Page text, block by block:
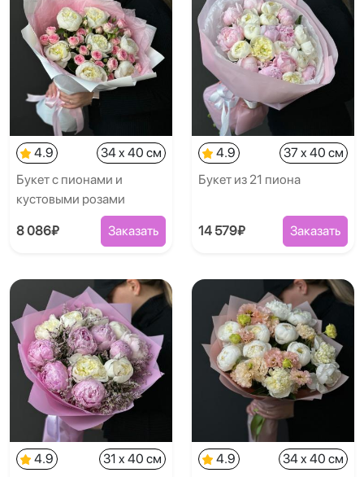
4.9
34 x 40 см
Букет с пионами и
кустовыми розами
8 086₽ Заказать
4.9
37 x 40 см
Букет из 21 пиона
14 579₽ Заказать
4.9
31 x 40 см
4.9
34 x 40 см